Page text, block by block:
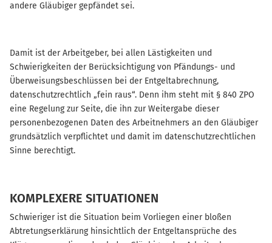
andere Gläubiger gepfändet sei.
Damit ist der Arbeitgeber, bei allen Lästigkeiten und
Schwierigkeiten der Berücksichtigung von Pfändungs- und
Überweisungsbeschlüssen bei der Entgeltabrechnung,
datenschutzrechtlich „fein raus“. Denn ihm steht mit § 840 ZPO
eine Regelung zur Seite, die ihn zur Weitergabe dieser
personenbezogenen Daten des Arbeitnehmers an den Gläubiger
grundsätzlich verpflichtet und damit im datenschutzrechtlichen
Sinne berechtigt.
KOMPLEXERE SITUATIONEN
Schwieriger ist die Situation beim Vorliegen einer bloßen
Abtretungserklärung hinsichtlich der Entgeltansprüche des